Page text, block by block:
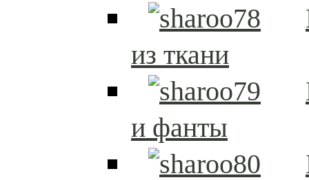
из ткани
и фанты